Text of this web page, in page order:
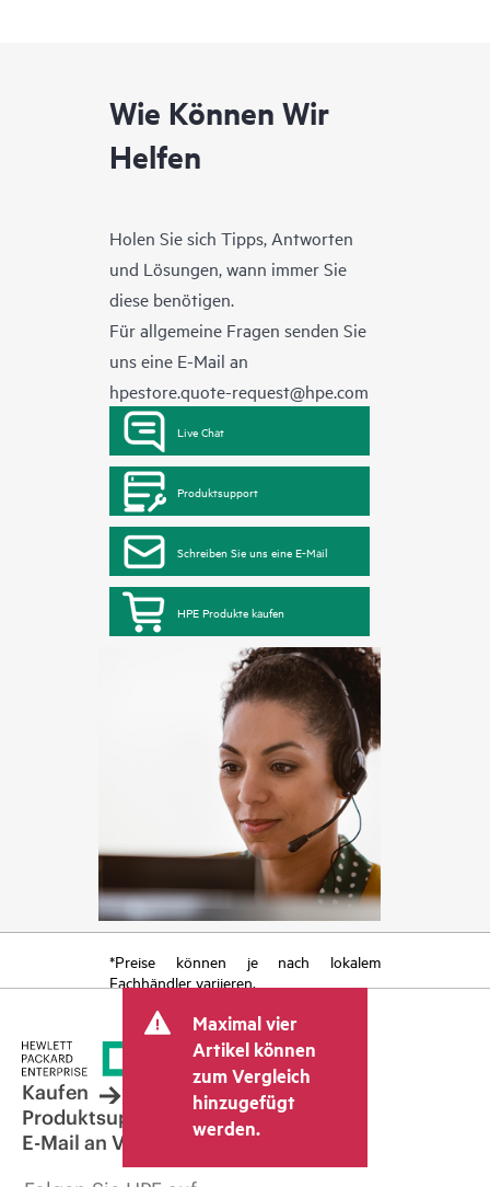
Wie Können Wir
Helfen
Holen Sie sich Tipps, Antworten
und Lösungen, wann immer Sie
diese benötigen.
Für allgemeine Fragen senden Sie
uns eine E-Mail an
hpestore.quote-request@hpe.com
Live Chat
Produktsupport
Schreiben Sie uns eine E-Mail
HPE Produkte kaufen
*Preise können je nach lokalem
Fachhändler variieren.
Maximal vier
Artikel können
zum Vergleich
hinzugefügt
werden.
Kaufen
Produktsupport
E-Mail an Vertrieb